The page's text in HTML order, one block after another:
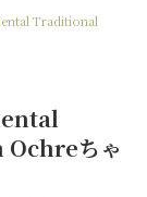
Traditional
ちゃ